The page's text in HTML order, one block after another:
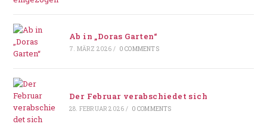
Ab in „Doras Garten“
7. MÄRZ 2026 / 0 COMMENTS
Der Februar verabschiedet sich
28. FEBRUAR 2026 / 0 COMMENTS